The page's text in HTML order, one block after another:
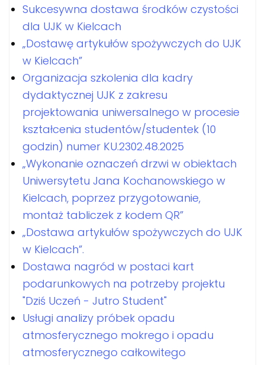
Sukcesywna dostawa środków czystości
dla UJK w Kielcach
„Dostawę artykułów spożywczych do UJK
w Kielcach”
Organizacja szkolenia dla kadry
dydaktycznej UJK z zakresu
projektowania uniwersalnego w procesie
kształcenia studentów/studentek (10
godzin) numer KU.2302.48.2025
„Wykonanie oznaczeń drzwi w obiektach
Uniwersytetu Jana Kochanowskiego w
Kielcach, poprzez przygotowanie,
montaż tabliczek z kodem QR”
„Dostawa artykułów spożywczych do UJK
w Kielcach”.
Dostawa nagród w postaci kart
podarunkowych na potrzeby projektu
"Dziś Uczeń - Jutro Student"
Usługi analizy próbek opadu
atmosferycznego mokrego i opadu
atmosferycznego całkowitego